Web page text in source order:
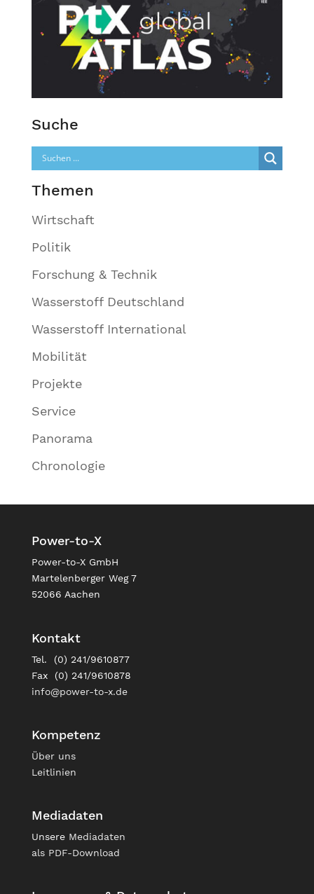
Suche
Themen
Wirtschaft
Politik
Forschung & Technik
Wasserstoff Deutschland
Wasserstoff International
Mobilität
Projekte
Service
Panorama
Chronologie
Power-to-X
Power-to-X GmbH
Martelenberger Weg 7
52066 Aachen
Kontakt
Tel. (0) 241/9610877
Fax (0) 241/9610878
info@power-to-x.de
Kompetenz
Über uns
Leitlinien
Mediadaten
Unsere Mediadaten
als PDF-Download